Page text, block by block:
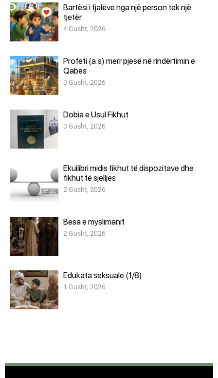
Bartësi i fjalëve nga një person tek një
tjetër
4 Gusht, 2026
Profeti (a.s) merr pjesë në rindërtimin e
Qabes
3 Gusht, 2026
Dobia e Usul Fikhut
3 Gusht, 2026
Ekuilibri midis fikhut të dispozitave dhe
fikhut të sjelljes
2 Gusht, 2026
Besa e myslimanit
2 Gusht, 2026
Edukata seksuale (1/8)
1 Gusht, 2026